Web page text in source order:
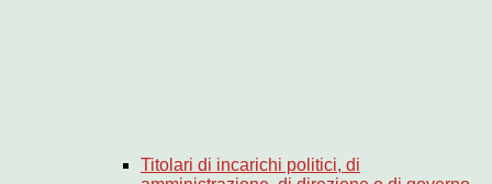
Titolari di incarichi politici, di